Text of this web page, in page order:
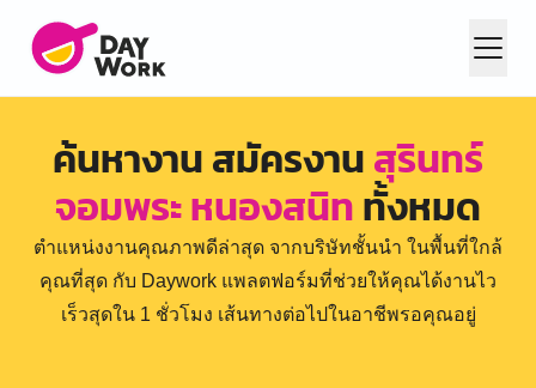
ค้นหางาน สมัครงานสุรินทร์
จอมพระ หนองสนิททั้งหมด
ตำแหน่งงานคุณภาพดีล่าสุด จากบริษัทชั้นนำ ในพื้นที่ใกล้
คุณที่สุด กับ Daywork แพลตฟอร์มที่ช่วยให้คุณได้งานไว
เร็วสุดใน 1 ชั่วโมง เส้นทางต่อไปในอาชีพรอคุณอยู่